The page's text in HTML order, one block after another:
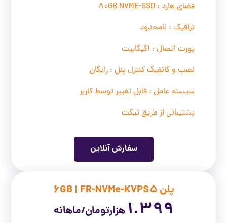
فضای هارد : 80GB NVME-SSD
ترافیک : نامحدود
پورت اتصال : 1گیگابیت
نصب و کانفیگ کنترل پنل : رایگان
سیستم عامل : قابل تغییر توسط کاربر
پشتیبانی از طریق تیکت
سفارش آنلاین
پلن 6GB | FR-NVMe-KVPS5
1.399 هزارتومان/ماهانه